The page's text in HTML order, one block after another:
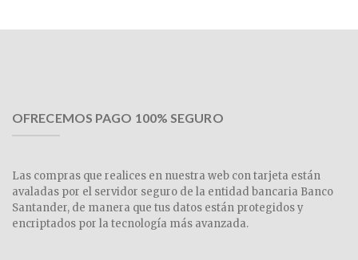
OFRECEMOS PAGO 100% SEGURO
Las compras que realices en nuestra web con tarjeta están
avaladas por el servidor seguro de la entidad bancaria Banco
Santander, de manera que tus datos están protegidos y
encriptados por la tecnología más avanzada.